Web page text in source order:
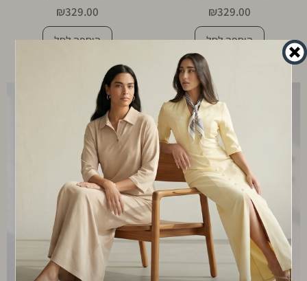
₪329.00
הוספה לסל
₪329.00
הוספה לסל